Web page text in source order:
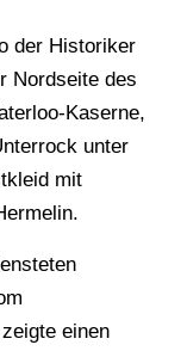
der Historiker
Nordseite des
Kaserne,
unter
mit
einen